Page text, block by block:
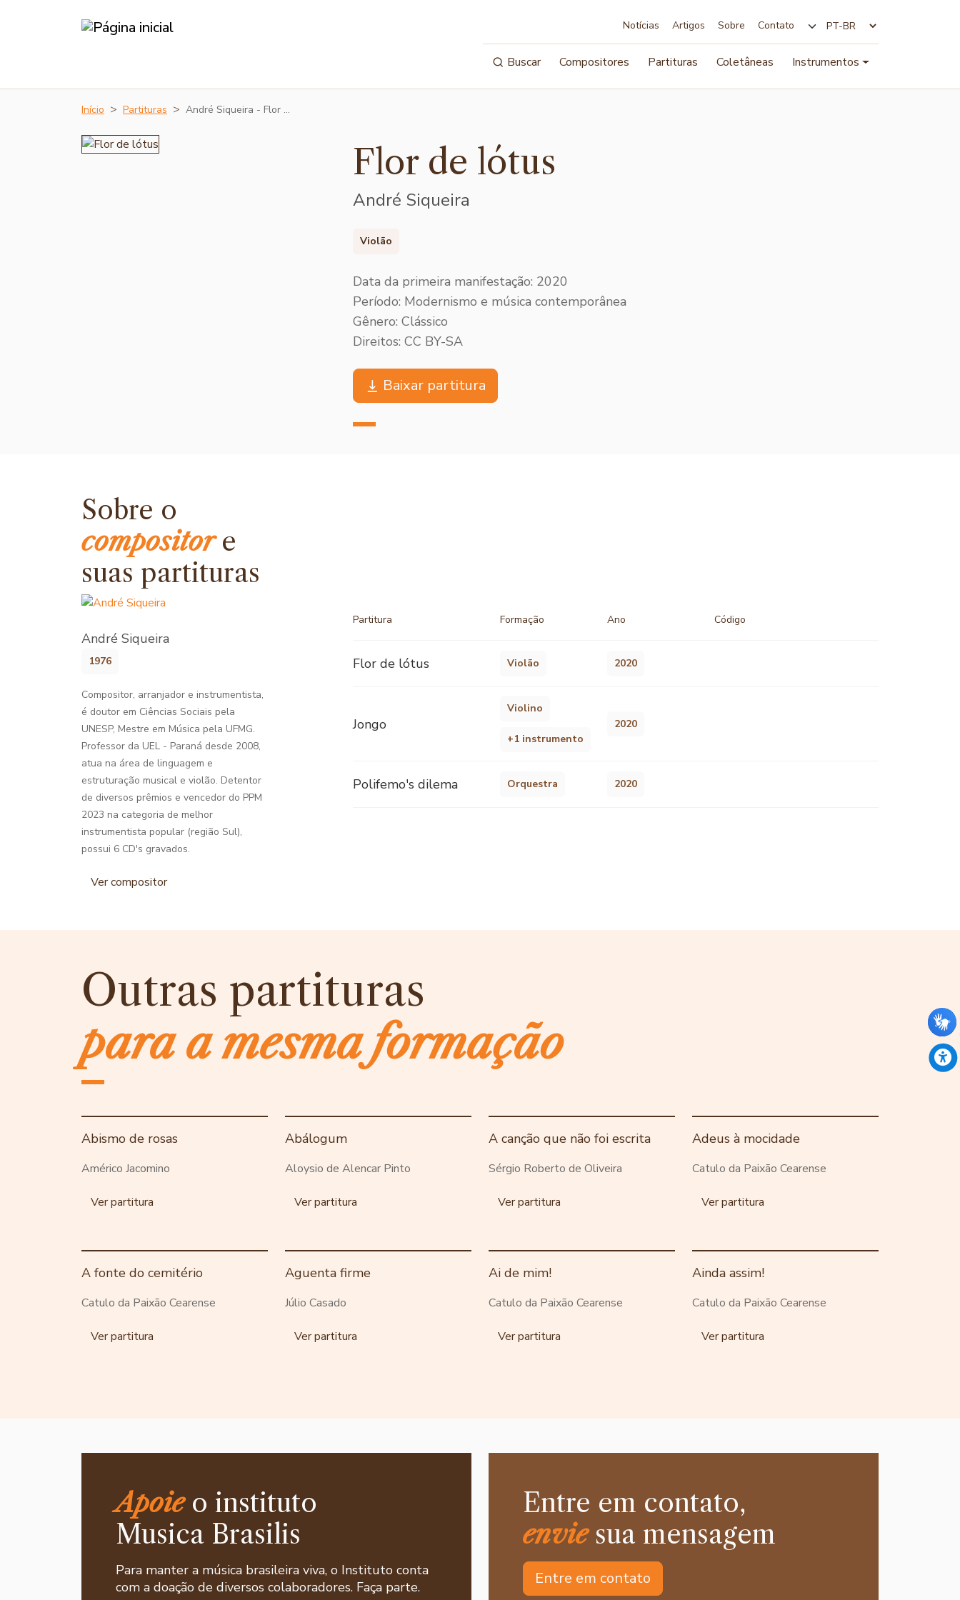
Notícias Artigos Sobre Contato
Buscar Compositores Partituras Coletâneas Instrumentos
Início Partituras André Siqueira - Flor …
Flor de lótus
André Siqueira
Violão
Data da primeira manifestação: 2020
Período: Modernismo e música contemporânea
Gênero: Clássico
Direitos: CC BY-SA
Baixar partitura
Sobre o
compositore
suas partituras
André Siqueira
1976
Compositor, arranjador e instrumentista,
é doutor em Ciências Sociais pela
UNESP, Mestre em Música pela UFMG.
Professor da UEL - Paraná desde 2008,
atua na área de linguagem e
estruturação musical e violão. Detentor
de diversos prêmios e vencedor do PPM
2023 na categoria de melhor
instrumentista popular (região Sul),
possui 6 CD's gravados.
Ver compositor
Partitura Formação Ano Código
Flor de lótus Violão 2020
Jongo
Violino
+1 instrumento
2020
Polifemo's dilema Orquestra 2020
Outras partituras
para a mesma formação
Abismo de rosas
Américo Jacomino
Ver partitura
Abálogum
Aloysio de Alencar Pinto
Ver partitura
A canção que não foi escrita
Sérgio Roberto de Oliveira
Ver partitura
Adeus à mocidade
Catulo da Paixão Cearense
Ver partitura
A fonte do cemitério
Catulo da Paixão Cearense
Ver partitura
Aguenta firme
Júlio Casado
Ver partitura
Ai de mim!
Catulo da Paixão Cearense
Ver partitura
Ainda assim!
Catulo da Paixão Cearense
Ver partitura
Apoieo instituto
Musica Brasilis
Para manter a música brasileira viva, o Instituto conta
com a doação de diversos colaboradores. Faça parte.
Entre em contato,
enviesua mensagem
Entre em contato